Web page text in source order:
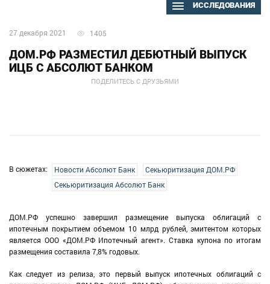
ИССЛЕДОВАНИЯ
27 декабря 2021 1405
ПОДЕЛИТЕСЬ С ДРУЗЬЯМИ
ДОМ.РФ РАЗМЕСТИЛ ДЕБЮТНЫЙ ВЫПУСК
ИЦБ С АБСОЛЮТ БАНКОМ
В сюжетах: Новости Абсолют Банк
Секьюритизация ДОМ.РФ
Секьюритизация Абсолют Банк
ДОМ.РФ успешно завершил размещение выпуска облигаций с
ипотечным покрытием объемом 10 млрд рублей, эмитентом которых
является ООО «ДОМ.РФ Ипотечный агент». Ставка купона по итогам
размещения составила 7,8% годовых.
Как следует из релиза, это первый выпуск ипотечных облигаций с